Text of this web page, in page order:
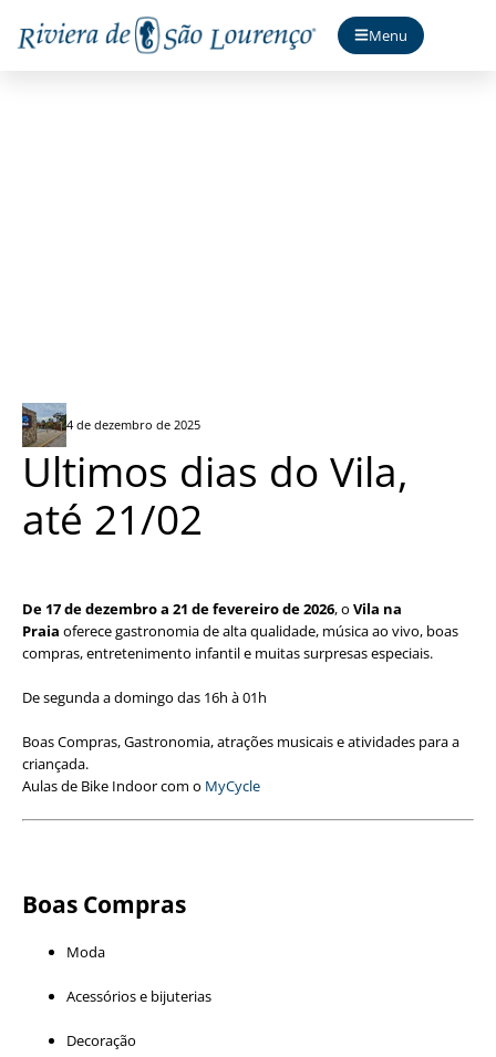
Menu
4 de dezembro de 2025
Ultimos dias do Vila,
até 21/02
De 17 de dezembro a 21 de fevereiro de 2026, o Vila na
Praia oferece gastronomia de alta qualidade, música ao vivo, boas
compras, entretenimento infantil e muitas surpresas especiais.
De segunda a domingo das 16h à 01h
Boas Compras, Gastronomia, atrações musicais e atividades para a
criançada.
Aulas de Bike Indoor com o MyCycle
Boas Compras
Moda
Acessórios e bijuterias
Decoração